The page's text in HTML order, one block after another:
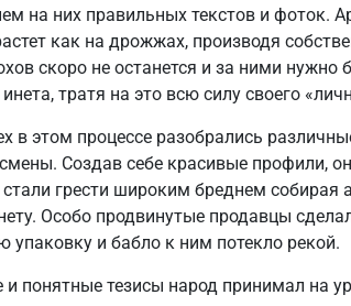
на них правильных текстов и фоток.
как на дрожжах, производя
скоро не останется и за ними нужно
тратя на это всю силу своего
в этом процессе разобрались
Создав себе красивые профили,
стали грести широким бреднем собирая
Особо продвинутые продавцы
упаковку и бабло к ним потекло рекой.
и понятные тезисы народ принимал на